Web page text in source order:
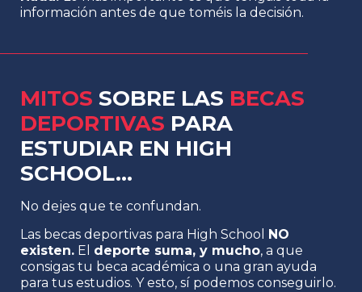
información antes de que toméis la decisión.
MITOS SOBRE LAS BECAS
DEPORTIVAS PARA
ESTUDIAR EN HIGH
SCHOOL...
No dejes que te confundan.
Las becas deportivas para High School
NO
existen. El deporte suma, y mucho, a que
consigas tu beca académica o una gran ayuda
para tus estudios. Y esto, sí podemos conseguirlo.